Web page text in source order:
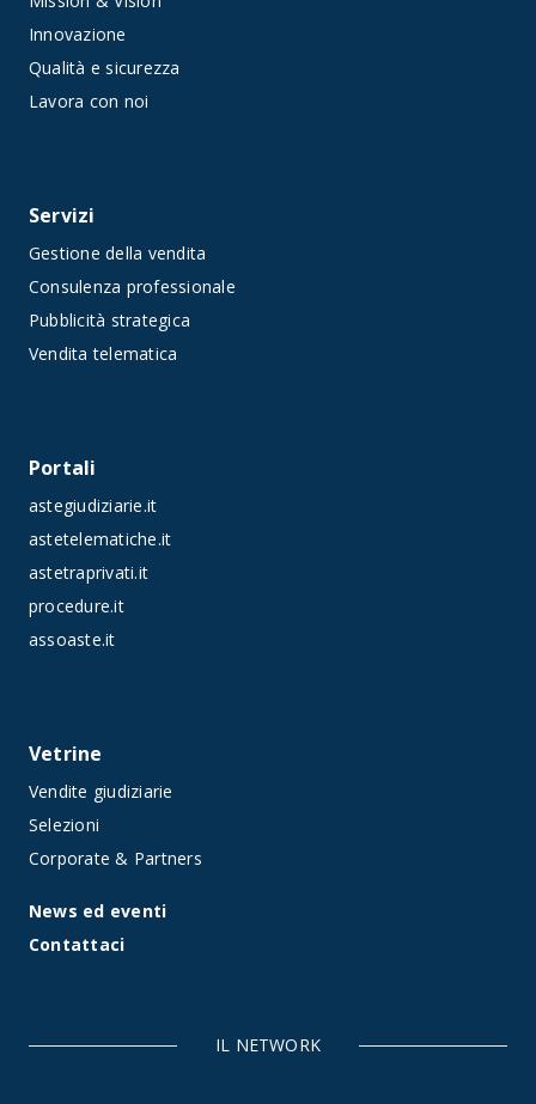
Innovazione
Qualità e sicurezza
Lavora con noi
Servizi
Gestione della vendita
Consulenza professionale
Pubblicità strategica
Vendita telematica
Portali
astegiudiziarie.it
astetelematiche.it
astetraprivati.it
procedure.it
assoaste.it
Vetrine
Vendite giudiziarie
Selezioni
Corporate & Partners
News ed eventi
Contattaci
IL NETWORK